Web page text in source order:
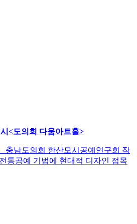
<도의회 다움아트홀>
남도의회 한산모시공예연구회 작
통공예 기법에 현대적 디자인 접목